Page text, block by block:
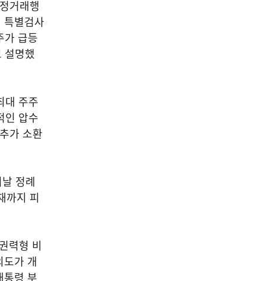
거래행
별검사
가 급등
설명했
대 주주
인 압수
가 소환
정례
까지 피
력형 비
가 개
통령 부